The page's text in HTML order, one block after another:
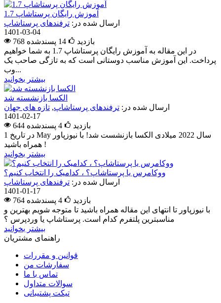
آموزش رایگان پرستاشاپ 1.7
ارسال شده در: ترفندهای پرستاشاپ
1401-03-04
768 بازدید
14 پسندشده
در این مقاله به آموزش رایگان پرستاشاپ 1.7 به شما خواهیم
پرداخت. این آموزش مناسب دوستانی است که به تازگی صاحب یک
وب...
بیشتر بخوانید
الکسا بازنشسته شد
ارسال شده در: ترفندهای پرستاشاپ, تازه های جهان
1401-02-17
644 بازدید
4 پسندشده
در تاریخ 1 May سال 2022 میلادی الکسا بازنشست شد! با نیوزپاور
همراه باشید !
بیشتر بخوانید
ووکامرس یا پرستاشاپ؟ ، کدامیک را انتخاب کنیم؟
ارسال شده در: ترفندهای پرستاشاپ
1401-01-17
764 بازدید
4 پسندشده
با نیوزپاور تا انتهای این مقاله همراه باشید تا متوجه شویم بهترین و
مناسبترین پلتفرم کدام است. پرستاشاپ یا وردپرس ؟
بیشتر بخوانید
راهنمای مشتریان
قوانین و مقررات
سفارشات من
تماس با ما
سوالات متداول
تیکت پشتیبانی